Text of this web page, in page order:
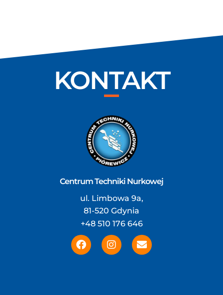
KONTAKT
Centrum Techniki Nurkowej
ul. Limbowa 9a,
81-520 Gdynia
+48 510 176 646